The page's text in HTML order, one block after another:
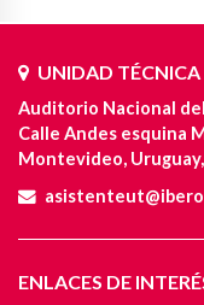
UNIDAD TÉCNICA
Auditorio Nacional del
Calle Andes esquina
Montevideo, Uruguay,
ENLACES DE